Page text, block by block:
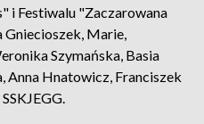
i Festiwalu "Zaczarowana
Gniecioszek, Marie,
Szymańska, Basia
Anna Hnatowicz, Franciszek